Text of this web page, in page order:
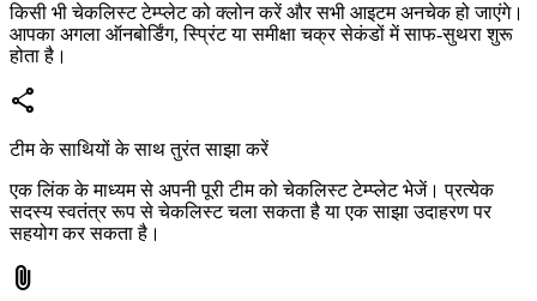
किसी भी चेकलिस्ट टेम्प्लेट को क्लोन करें और सभी आइटम अनचेक हो जाएंगे।
आपका अगला ऑनबोर्डिंग, स्प्रिंट या समीक्षा चक्र सेकंडों में साफ-सुथरा शुरू
होता है।
share
टीम के साथियों के साथ तुरंत साझा करें
एक लिंक के माध्यम से अपनी पूरी टीम को चेकलिस्ट टेम्प्लेट भेजें। प्रत्येक
सदस्य स्वतंत्र रूप से चेकलिस्ट चला सकता है या एक साझा उदाहरण पर
सहयोग कर सकता है।
attach_file